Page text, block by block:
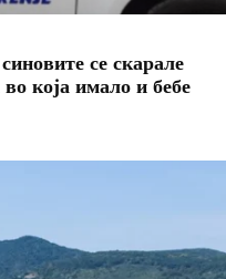
се скарале
која имало и бебе